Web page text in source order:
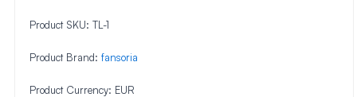
Product SKU: TL-1
Product Brand: fansoria
Product Currency: EUR